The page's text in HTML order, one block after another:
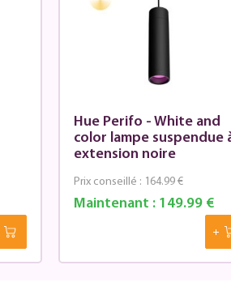
Hue Perifo - White and
color lampe suspendue
extension noire
Maintenant : 149.99 €
Prix conseillé : 164.99 €